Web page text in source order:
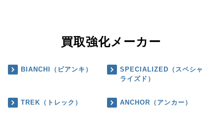
買取強化メーカー
BIANCHI（ビアンキ）
SPECIALIZED（スペシャ
ライズド）
TREK（トレック） ANCHOR（アンカー）